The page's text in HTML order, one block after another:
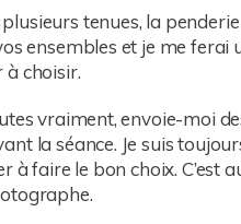
tenues, la
ensembles et je me ferai
à choisir.
vraiment, envoie-moi
la séance. Je suis
à faire le bon choix. C’est